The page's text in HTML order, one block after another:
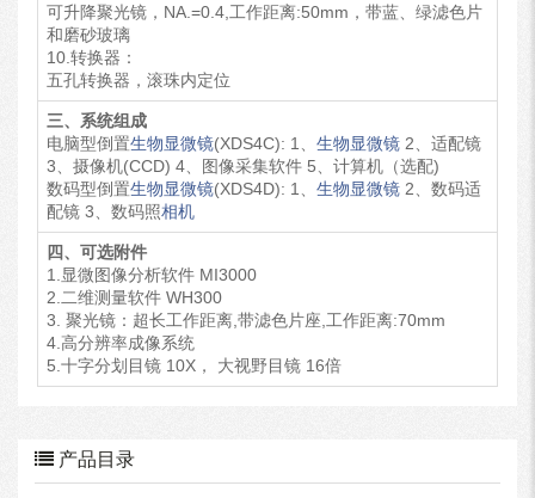
可升降聚光镜，NA.=0.4,工作距离:50mm，带蓝、绿滤色片
和磨砂玻璃
10.转换器：
五孔转换器，滚珠内定位
三、系统组成
电脑型倒置生物显微镜(XDS4C): 1、生物显微镜 2、适配镜
3、摄像机(CCD) 4、图像采集软件 5、计算机（选配)
数码型倒置生物显微镜(XDS4D): 1、生物显微镜 2、数码适
配镜 3、数码照相机
四、可选附件
1.显微图像分析软件 MI3000
2.二维测量软件 WH300
3. 聚光镜：超长工作距离,带滤色片座,工作距离:70mm
4.高分辨率成像系统
5.十字分划目镜 10X， 大视野目镜 16倍
产品目录